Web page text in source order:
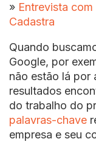
» Entrevista
Cadastra
Quando
Google, por
não estão lá por
resultados
do trabalho do
palavras-chave
empresa e seu